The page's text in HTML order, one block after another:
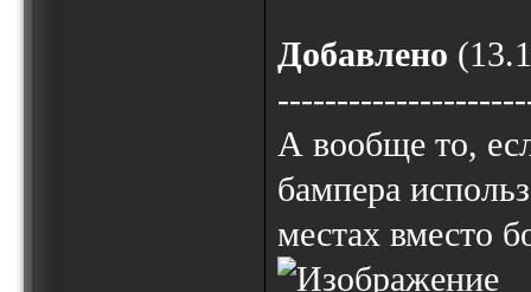
Добавлено
А вообще то,
бампера
местах вместо